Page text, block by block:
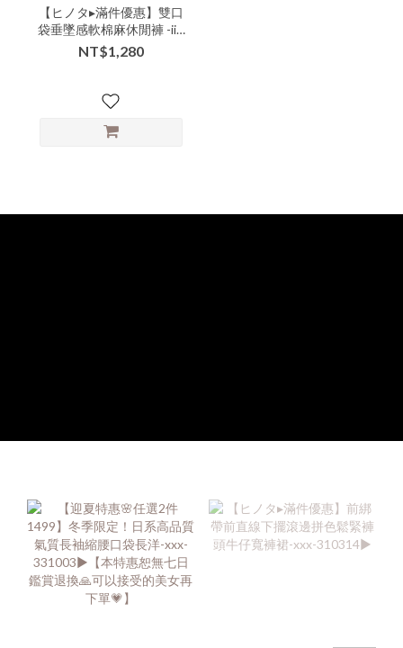
【ヒノタ▸滿件優惠】雙口
袋垂墜感軟棉麻休閒褲 -iii-
03231▶
NT$1,280